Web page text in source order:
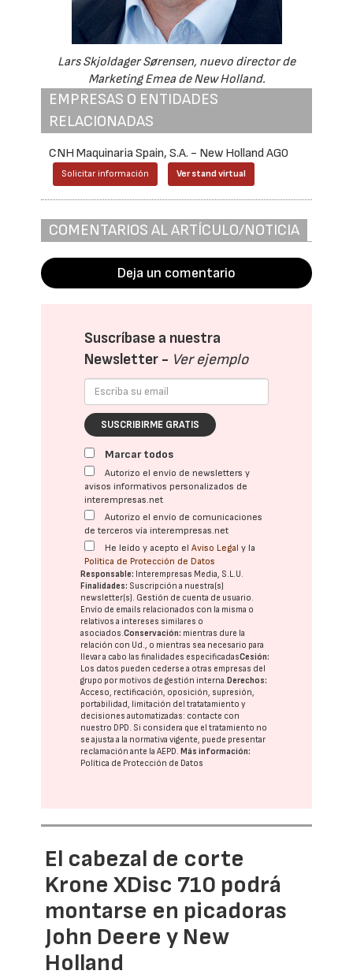
Lars Skjoldager Sørensen, nuevo director de
Marketing Emea de New Holland.
EMPRESAS O ENTIDADES
RELACIONADAS
CNH Maquinaria Spain, S.A. - New Holland AG0
Solicitar información Ver stand virtual
COMENTARIOS AL ARTÍCULO/NOTICIA
Deja un comentario
Suscríbase a nuestra
Newsletter - Ver ejemplo
SUSCRIBIRME GRATIS
Marcar todos
Autorizo el envío de newsletters y
avisos informativos personalizados de
interempresas.net
Autorizo el envío de comunicaciones
de terceros vía interempresas.net
He leído y acepto elAviso Legal y la
Política de Protección de Datos
Responsable: Interempresas Media, S.L.U.
Finalidades: Suscripción a nuestra(s)
newsletter(s). Gestión de cuenta de usuario.
Envío de emails relacionados con la misma o
relativos a intereses similares o
asociados.Conservación: mientras dure la
relación con Ud., o mientras sea necesario para
llevar a cabo las finalidades especificadasCesión:
Los datos pueden cederse a otras empresas del
grupo por motivos de gestión interna.Derechos:
Acceso, rectificación, oposición, supresión,
portabilidad, limitación del tratatamiento y
decisiones automatizadas: contacte con
nuestro DPD. Si considera que el tratamiento no
se ajusta a la normativa vigente, puede presentar
reclamación ante laAEPD.Más información:
Política de Protección de Datos
El cabezal de corte
Krone XDisc 710 podrá
montarse en picadoras
John Deere y New
Holland